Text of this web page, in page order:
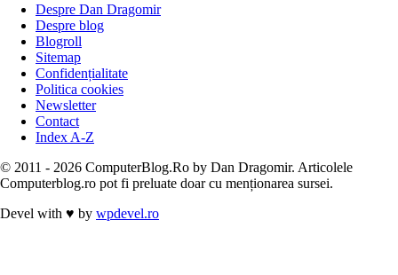
Despre Dan Dragomir
Despre blog
Blogroll
Sitemap
Confidențialitate
Politica cookies
Newsletter
Contact
Index A-Z
© 2011 - 2026 ComputerBlog.Ro by Dan Dragomir. Articolele
Computerblog.ro pot fi preluate doar cu menționarea sursei.
Devel with ♥ by wpdevel.ro